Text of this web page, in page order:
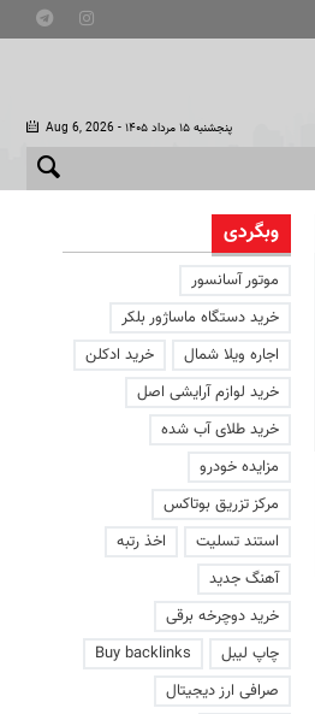
Aug 6, 2026 - پنجشنبه ۱۵ مرداد ۱۴۰۵
افشای اطلاعات برای ترور
بارون ترامپ | ماجرای قرار
عاشقانه با یک زن
وبگردی
موتور آسانسور
خرید دستگاه ماساژور بلکر
اجاره ویلا شمال
خرید ادکلن
خرید لوازم آرایشی اصل
خرید طلای آب شده
مزایده خودرو
مرکز تزریق بوتاکس
استند تسلیت
اخذ رتبه
آهنگ جدید
خرید دوچرخه برقی
چاپ لیبل
Buy backlinks
صرافی ارز دیجیتال